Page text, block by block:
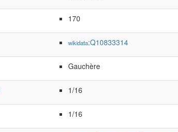
170
wikidata:Q10833314
Gauchère
1/16
1/16